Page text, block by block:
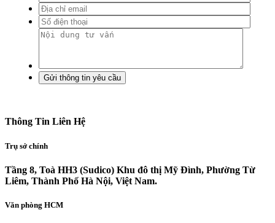
Thông Tin Liên Hệ
Trụ sở chính
Tầng 8, Toà HH3 (Sudico) Khu đô thị Mỹ Đình, Phường Từ
Liêm, Thành Phố Hà Nội, Việt Nam.
Văn phòng HCM